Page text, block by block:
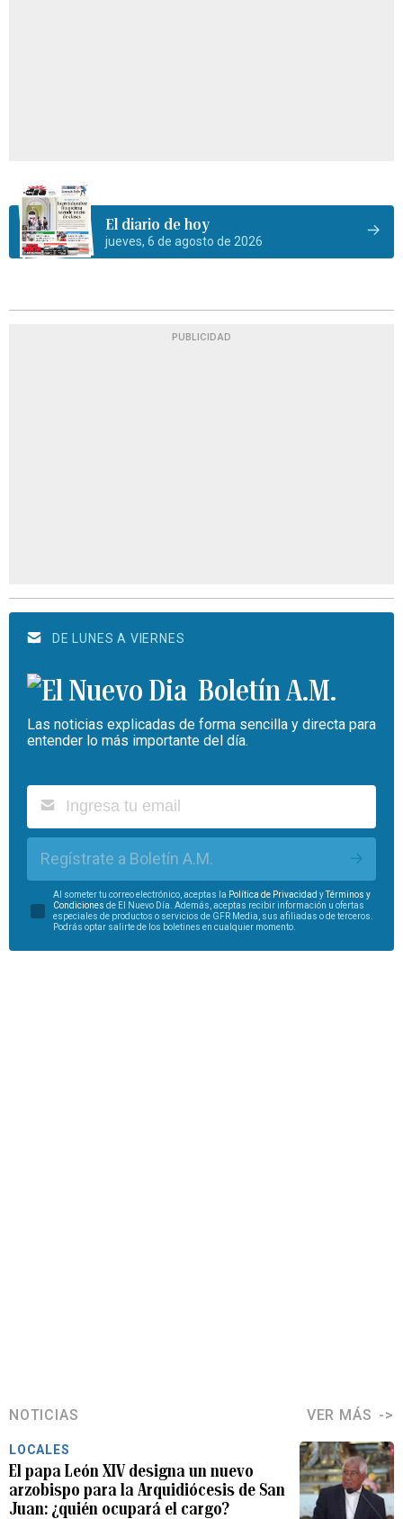
El diario de hoy
jueves, 6 de agosto de 2026
PUBLICIDAD
DE LUNES A VIERNES
Boletín A.M.
Las noticias explicadas de forma sencilla y directa para
entender lo más importante del día.
Regístrate a Boletín A.M.
Al someter tu correo electrónico, aceptas la Política de Privacidad yTérminos y
Condiciones de El Nuevo Día. Además, aceptas recibir información u ofertas
especiales de productos o servicios de GFR Media, sus afiliadas o de terceros.
Podrás optar salirte de los boletines en cualquier momento.
NOTICIAS VER MÁS
LOCALES
El papa León XIV designa un nuevo
arzobispo para la Arquidiócesis de San
Juan: ¿quién ocupará el cargo?